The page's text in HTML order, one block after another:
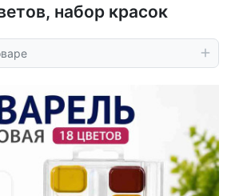
набор красок